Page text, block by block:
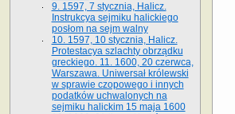
9. 1597, 7 stycznia, Halicz.
Instrukcya sejmiku halickiego
posłom na sejm walny
10. 1597, 10 stycznia, Halicz.
Protestacya szlachty obrządku
greckiego. 11. 1600, 20 czerwca,
Warszawa. Uniwersał królewski
w sprawie czopowego i innych
podatków uchwalonych na
sejmiku halickim 15 maja 1600